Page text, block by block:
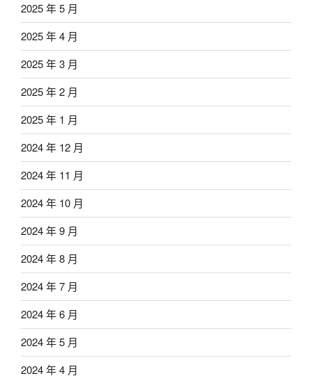
2025 年 5 月
2025 年 4 月
2025 年 3 月
2025 年 2 月
2025 年 1 月
2024 年 12 月
2024 年 11 月
2024 年 10 月
2024 年 9 月
2024 年 8 月
2024 年 7 月
2024 年 6 月
2024 年 5 月
2024 年 4 月